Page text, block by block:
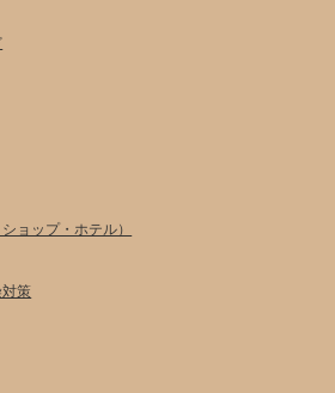
ョップ・ホテル）
策